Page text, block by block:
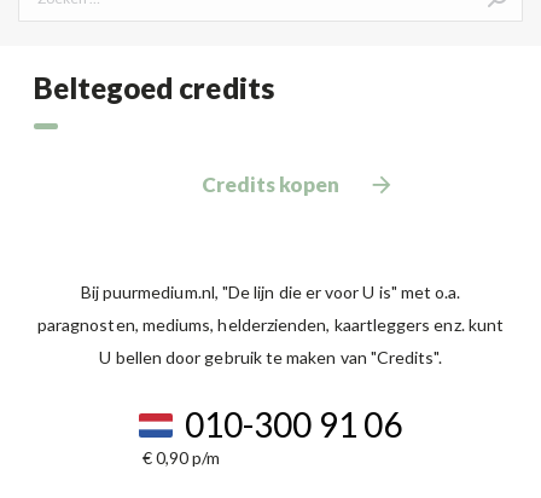
Beltegoed credits
Credits kopen
Bij puurmedium.nl, "De lijn die er voor U is" met o.a.
paragnosten, mediums, helderzienden, kaartleggers enz. kunt
U bellen door gebruik te maken van "Credits".
010-300 91 06
€ 0,90 p/m